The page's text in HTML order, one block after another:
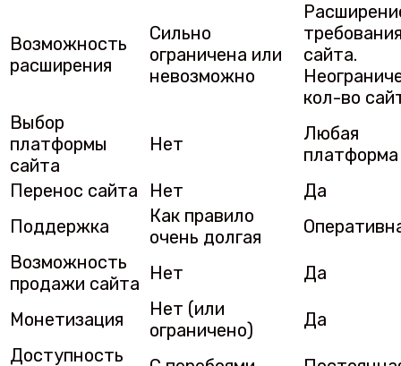
Возможность
расширения
Сильно
ограничена или
невозможно
сайта.
кол-во
Выбор
платформы
сайта
Нет
Любая
платформа
Перенос сайта
Нет
Да
Поддержка
Как правило
очень долгая
Возможность
продажи сайта Нет Да
Монетизация
Нет (или
ограничено)
Да
Доступность